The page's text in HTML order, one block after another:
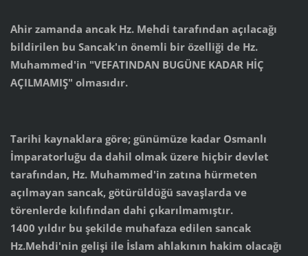
Ahir zamanda ancak Hz. Mehdi tarafından açılacağı
bildirilen bu Sancak'ın önemli bir özelliği de Hz.
Muhammed'in "VEFATINDAN BUGÜNE KADAR HİÇ
AÇILMAMIŞ" olmasıdır.
Tarihi kaynaklara göre; günümüze kadar Osmanlı
İmparatorluğu da dahil olmak üzere hiçbir devlet
tarafından, Hz. Muhammed'in zatına hürmeten
açılmayan sancak, götürüldüğü savaşlarda ve
törenlerde kılıfından dahi çıkarılmamıştır.
1400 yıldır bu şekilde muhafaza edilen sancak
Hz.Mehdi'nin gelişi ile İslam ahlakının hakim olacağı